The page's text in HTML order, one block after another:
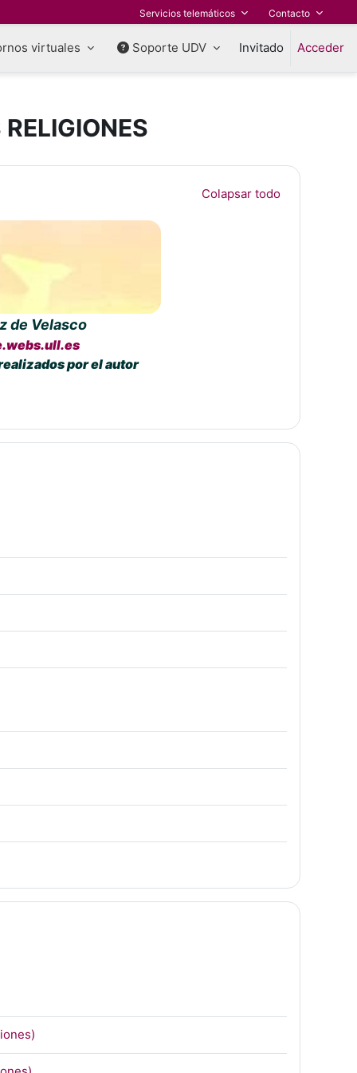
Servicios telemáticos Contacto
virtuales Soporte UDV Invitado Acceder
Colapsar todo
de Velasco
por el autor